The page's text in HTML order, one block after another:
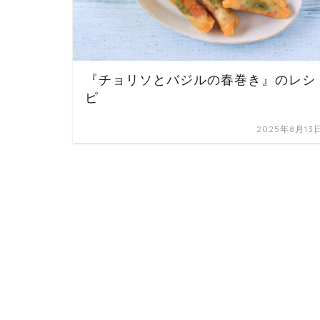
『チョリソとバジルの春巻き』のレシ
ピ
2025年8月13